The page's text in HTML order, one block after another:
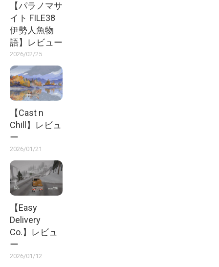
【パラノマサ
イト FILE38
伊勢人魚物
語】レビュー
2026/02/25
【Cast n
Chill】レビュ
ー
2026/01/21
【Easy
Delivery
Co.】レビュ
ー
2026/01/12